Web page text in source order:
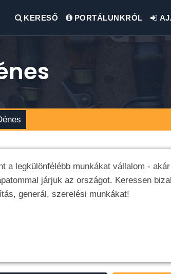
KERESŐ PORTÁLUNKRÓL
a legkülönfélébb munkákat vállalom -
járjuk az országot. Keressen
generál, szerelési munkákat!